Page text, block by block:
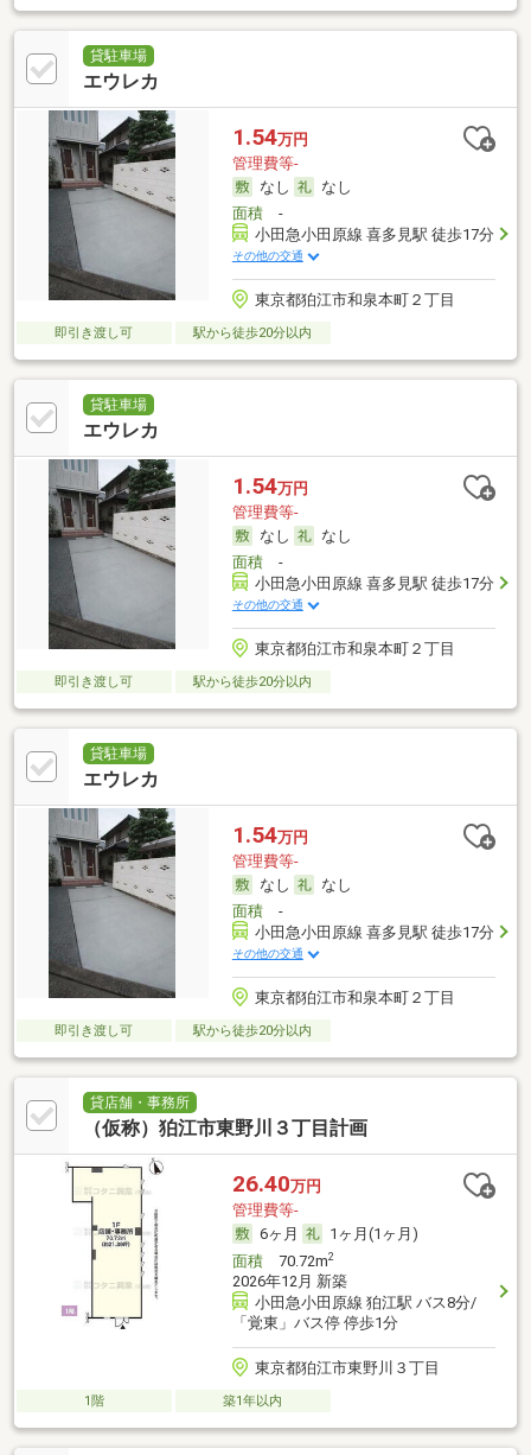
貸駐車場
エウレカ
1.54万円
管理費等-
なし
なし
面積-
小田急小田原線 喜多見駅 徒歩17分
その他の交通
東京都狛江市和泉本町２丁目
即引き渡し可 駅から徒歩20分以内
貸駐車場
エウレカ
1.54万円
管理費等-
なし
なし
面積-
小田急小田原線 喜多見駅 徒歩17分
その他の交通
東京都狛江市和泉本町２丁目
即引き渡し可 駅から徒歩20分以内
貸駐車場
エウレカ
1.54万円
管理費等-
なし
なし
面積-
小田急小田原線 喜多見駅 徒歩17分
その他の交通
東京都狛江市和泉本町２丁目
即引き渡し可 駅から徒歩20分以内
貸店舗・事務所
（仮称）狛江市東野川３丁目計画
26.40万円
管理費等-
6ヶ月
1ヶ月(1ヶ月)
面積70.72m2
2026年12月 新築
小田急小田原線 狛江駅 バス8分/
「覚東」バス停 停歩1分
東京都狛江市東野川３丁目
1階 築1年以内